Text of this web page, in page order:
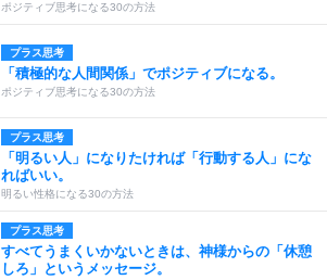
ポジティブ思考になる30の方法
プラス思考
「積極的な人間関係」でポジティブになる。
ポジティブ思考になる30の方法
プラス思考
「明るい人」になりたければ「行動する人」にな
ればいい。
明るい性格になる30の方法
プラス思考
すべてうまくいかないときは、神様からの「休憩
しろ」というメッセージ。